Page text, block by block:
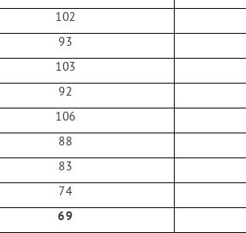
102
93
103
92
106
88
83
74
69